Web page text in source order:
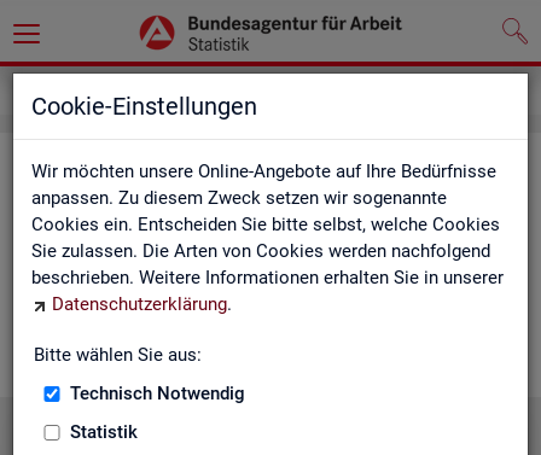
Cookie-Einstellungen
Wir möchten unsere Online-Angebote auf Ihre Bedürfnisse
anpassen. Zu diesem Zweck setzen wir sogenannte
Cookies ein. Entscheiden Sie bitte selbst, welche Cookies
Sie zulassen. Die Arten von Cookies werden nachfolgend
beschrieben. Weitere Informationen erhalten Sie in unserer
Datenschutzerklärung.
Bitte wählen Sie aus:
Technisch Notwendig
Statistik
Ser­vice
Die Sta­tis­tik derBAbie­tet ein brei­tes An­ge­bot an Pro­duk­ten
und Son­der­aus­wer­tung (nachBe­darf). Haben Sie Fra­gen,
einen spe­zi­el­len Da­ten­wunsch oder möch­ten uns ein Feed­
back zu un­se­ren Pro­duk­ten geben, dann schau­en Sie auf den